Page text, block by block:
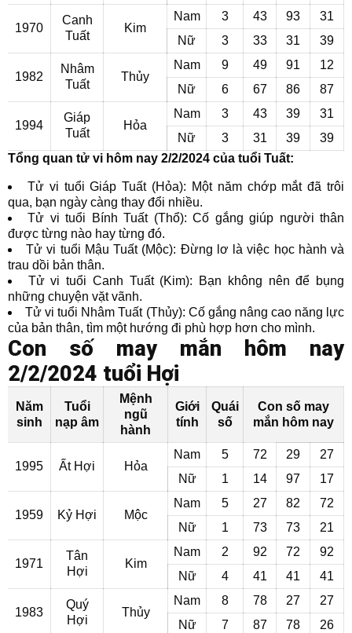
1970
Canh
Tuất
Kim
Nam 3 43 93
31
Nữ
3 33 31 39
1982
Nhâm
Tuất
Thủy
Nam 9 49 91
12
Nữ
6 67 86 87
1994
Giáp
Tuất
Hỏa
Nam 3 43 39
31
Nữ
3 31 39
39
Tổng quan tử vi hôm nay 2/2/2024 của tuổi Tuất:
Tử vi tuổi Giáp Tuất (Hỏa): Một năm chớp mắt đã trôi
qua, bạn ngày càng thay đổi nhiều.
Tử vi tuổi Bính Tuất (Thổ): Cố gắng giúp người thân
được từng nào hay từng đó.
Tử vi tuổi Mậu Tuất (Mộc): Đừng lơ là việc học hành và
trau dồi bản thân.
Tử vi tuổi Canh Tuất (Kim): Bạn không nên để bụng
những chuyện vặt vãnh.
Tử vi tuổi Nhâm Tuất (Thủy): Cố gắng nâng cao năng lực
của bản thân, tìm một hướng đi phù hợp hơn cho mình.
Con số may mắn hôm nay
2/2/2024 tuổi Hợi
Năm
sinh
Tuổi
nạp âm
Mệnh
ngũ
hành
Giới
tính
Quái
số
Con số may
mắn hôm nay
1995 Ất Hợi Hỏa
Nam 5 72 29
27
Nữ
1 14 97 17
1959 Kỷ Hợi Mộc
Nam 5 27 82
72
Nữ
1 73 73 21
1971
Tân
Hợi
Kim
Nam 2 92 72
92
Nữ
4 41 41 41
1983
Quý
Hợi
Thủy
Nam 8 78 27
27
Nữ
7 87 78 26